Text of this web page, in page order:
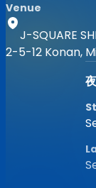
Venue
J-SQUARE
2-5-12 Konan,